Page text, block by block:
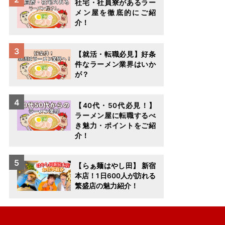
社宅・社員寮があるラー
メン屋を徹底的にご紹
介！
【就活・転職必見】好条
件なラーメン業界はいか
が？
【40代・50代必見！】
ラーメン屋に転職するべ
き魅力・ポイントをご紹
介！
【らぁ麺はやし田】 新宿
本店！1日600人が訪れる
繁盛店の魅力紹介！